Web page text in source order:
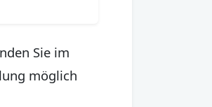
Sie im
möglich